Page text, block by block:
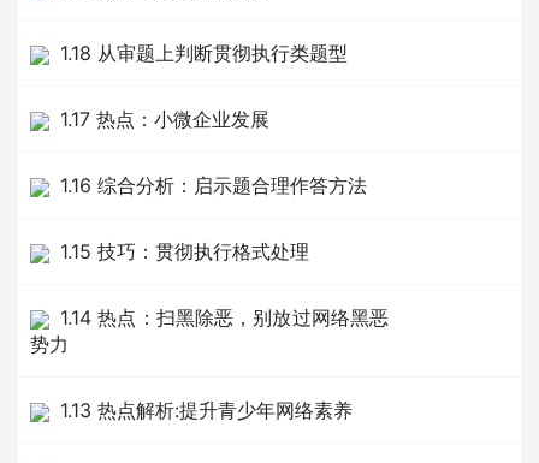
1.18 从审题上判断贯彻执行类题型
1.17 热点：小微企业发展
1.16 综合分析：启示题合理作答方法
1.15 技巧：贯彻执行格式处理
1.14 热点：扫黑除恶，别放过网络黑恶
势力
1.13 热点解析:提升青少年网络素养